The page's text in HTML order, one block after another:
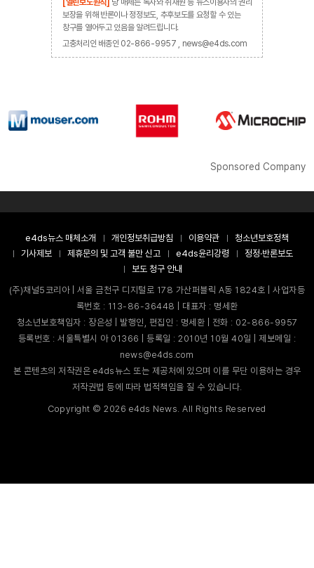
보장을 위해 반론이나 정정보도, 추후보도를 요청할 수 있는
창구를 열어두고 있음을 알려드립니다.
고충처리인 배종인 02-866-9957 , news@e4ds.com
Sponsored Company
e4ds뉴스 매체소개 개인정보취급방침 이용약관
청소년보호정책
기사제보
제휴문의 및 고객 불만 신고 e4ds윤리강령
정정·반론보도
보도 청구 안내
(주)채널5코리아 | 서울 금천구 디지털로 178 가산퍼블릭 A동 1824호 | 사업자등
록번호 : 113-86-36448 | 대표자 : 명세환
청소년보호책임자 : 장은성 | 발행인, 편집인 : 명세환 | 전화 : 02-866-9957
등록번호 : 서울특별시 아 01366 | 등록일 : 2010년 10월 40일 | 제보메일 :
news@e4ds.com
본 콘텐츠의 저작권은 e4ds뉴스 또는 제공처에 있으며 이를 무단 이용하는 경우
저작권법 등에 따라 법적책임을 질 수 있습니다.
Copyright ©2026 e4ds News. All Rights Reserved